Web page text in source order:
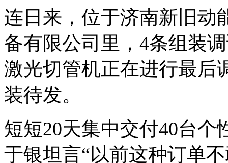
连日来，位于济南新旧动
备有限公司里，4条组装
激光切管机正在进行最后
装待发。
短短20天集中交付40台
于银坦言“以前这种订单